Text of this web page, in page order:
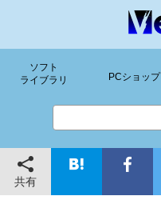
ソフト
ライブラリ
PCショップ
共有